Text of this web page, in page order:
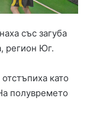
със загуба
регион Юг.
като
полувремето